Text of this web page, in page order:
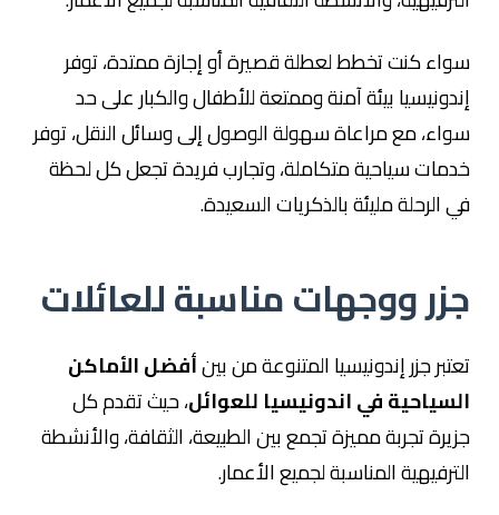
سواء كنت تخطط لعطلة قصيرة أو إجازة ممتدة، توفر
إندونيسيا بيئة آمنة وممتعة للأطفال والكبار على حد
سواء، مع مراعاة سهولة الوصول إلى وسائل النقل، توفر
خدمات سياحية متكاملة، وتجارب فريدة تجعل كل لحظة
في الرحلة مليئة بالذكريات السعيدة.
جزر ووجهات مناسبة للعائلات
تعتبر جزر إندونيسيا المتنوعة من بينأفضل الأماكن
السياحية في اندونيسيا للعوائل، حيث تقدم كل
جزيرة تجربة مميزة تجمع بين الطبيعة، الثقافة، والأنشطة
الترفيهية المناسبة لجميع الأعمار.